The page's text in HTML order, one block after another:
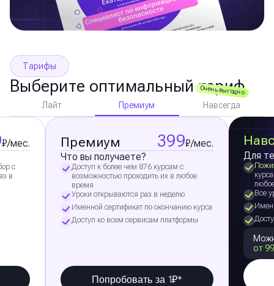
Тарифы
Выберите оптимальный тариф
Очень выгодно
Лайт Премиум Навсегда
₽/мес.
с
в
Премиум 399₽/мес.
Что вы получаете?
Доступ к более чем 876 курсам с
возможностью проходить их в любое
время
Уроки открываются раз в неделю
Именной сертификат по окончанию курса
Доступ ко всем сервисам платформы
Попробовать за 1₽*
Для
Все
от